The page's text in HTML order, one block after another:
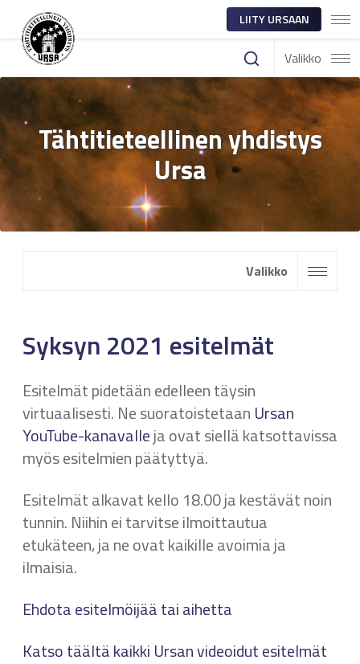
LIITY URSAAN
Valikko
Tähtitieteellinen yhdistys
Ursa
Valikko
Syksyn 2021 esitelmät
Esitelmät pidetään edelleen täysin
virtuaalisesti. Ne suoratoistetaan Ursan
YouTube-kanavalleja ovat siellä katsottavissa
myös esitelmien päätyttyä.
Esitelmät alkavat kello 18.00 ja kestävät noin
tunnin. Niihin ei tarvitse ilmoittautua
etukäteen, ja ne ovat kaikille avoimia ja
ilmaisia.
Ehdota esitelmöijää tai aihetta
Katso täältä kaikki Ursan videoidut esitelmät